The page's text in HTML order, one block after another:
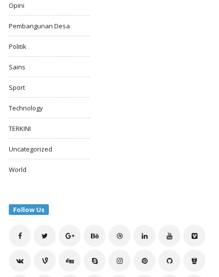
Opini
Pembangunan Desa
Politik
Sains
Sport
Technology
TERKINI
Uncategorized
World
Follow Us